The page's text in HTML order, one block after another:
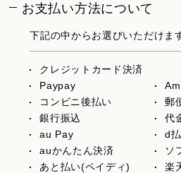
お支払い方法について
下記の中からお選びいただけます
クレジットカード決済
Paypay
コンビニ後払い
郵
銀行振込
代
au Pay
d
auかんたん決済
ソ
あと払い(ペイディ)
楽